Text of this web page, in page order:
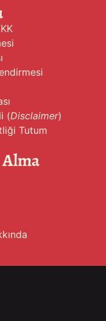
(Disclaimer)
Tutum
Alma